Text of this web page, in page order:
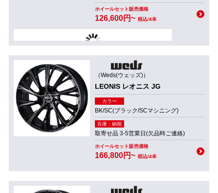
ホイールセット販売価格
126,600円~ 税込/4本
（Weds(ウェッズ)）
LEONIS レオニス JG
カラー
BK/SC(ブラック/SCマシニング)
在庫・納期
取寄せ品 3-5営業日(欠品時ご連絡)
ホイールセット販売価格
166,800円~ 税込/4本